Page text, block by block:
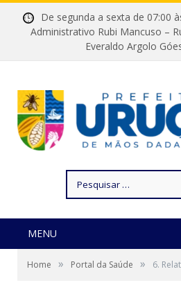
De segunda a sexta de
Administrativo Rubi Mancuso –
Everaldo Argolo
por:
MENU
Home » Portal da Saúde » 6.